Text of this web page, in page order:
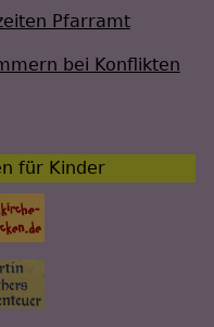
Pfarramt
bei Konflikten
für Kinder